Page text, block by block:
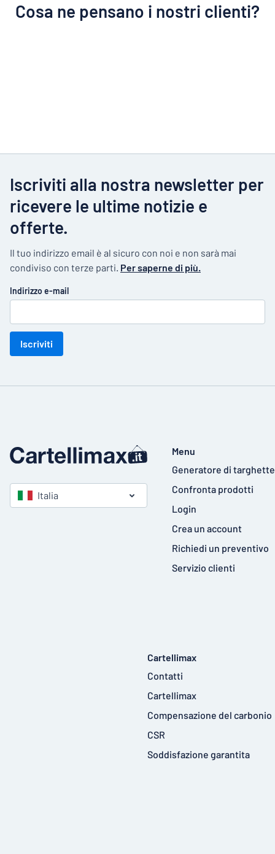
Cosa ne pensano i nostri clienti?
Iscriviti alla nostra newsletter per
ricevere le ultime notizie e
offerte.
Il tuo indirizzo email è al sicuro con noi e non sarà mai
condiviso con terze parti. Per saperne di più.
Indirizzo e-mail
Iscriviti
Italia
Menu
Generatore di targhette
Confronta prodotti
Login
Crea un account
Richiedi un preventivo
Servizio clienti
Cartellimax
Contatti
Cartellimax
Compensazione del carbonio
CSR
Soddisfazione garantita